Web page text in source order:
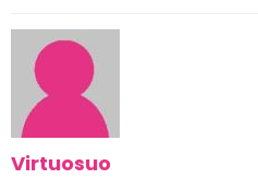
Virtuosuo